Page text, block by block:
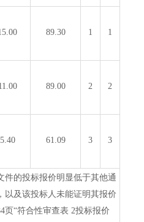
89.30 1 1
89.00 2 2
5.40 61.09 3 3
件的投标报价明显低于其他通
以及该投标人未能证明其报价
页“符合性审查表 2投标报价